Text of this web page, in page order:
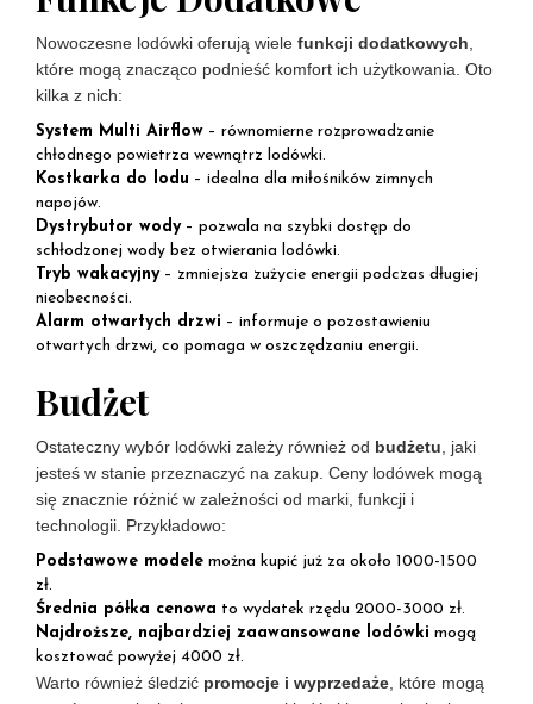
Nowoczesne lodówki oferują wiele funkcji dodatkowych
które mogą znacząco podnieść komfort ich użytkowania. Oto
kilka z nich:
System Multi Airflow – równomierne rozprowadzanie
chłodnego powietrza wewnątrz lodówki.
Kostkarka do lodu – idealna dla miłośników zimnych
napojów.
Dystrybutor wody– pozwala na szybki dostęp do
schłodzonej wody bez otwierania lodówki.
Tryb wakacyjny– zmniejsza zużycie energii podczas długiej
nieobecności.
Alarm otwartych drzwi – informuje o pozostawieniu
otwartych drzwi, co pomaga w oszczędzaniu energii.
Budżet
Ostateczny wybór lodówki zależy również od budżetu , jaki
jesteś w stanie przeznaczyć na zakup. Ceny lodówek mogą
się znacznie różnić w zależności od marki, funkcji i
technologii. Przykładowo:
Podstawowe modele można kupić już za około 1000-1500
zł.
Średnia półka cenowa to wydatek rzędu 2000-3000 zł.
Najdroższe, najbardziej zaawansowane lodówki mogą
kosztować powyżej 4000 zł.
Warto również śledzić promocje i wyprzedaże , które mogą